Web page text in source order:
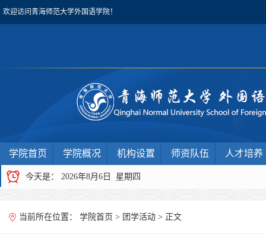
欢迎访问青海师范大学外国语学院！
学院首页 学院概况 机构设置 师资队伍 人才培养
今天是： 2026年8月6日 星期四
当前所在位置： 学院首页 > 团学活动 > 正文